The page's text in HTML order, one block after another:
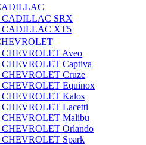
CADILLAC SRX
CADILLAC XT5
CHEVROLET Aveo
CHEVROLET Captiva
CHEVROLET Cruze
CHEVROLET Equinox
CHEVROLET Kalos
CHEVROLET Lacetti
CHEVROLET Malibu
CHEVROLET Orlando
CHEVROLET Spark